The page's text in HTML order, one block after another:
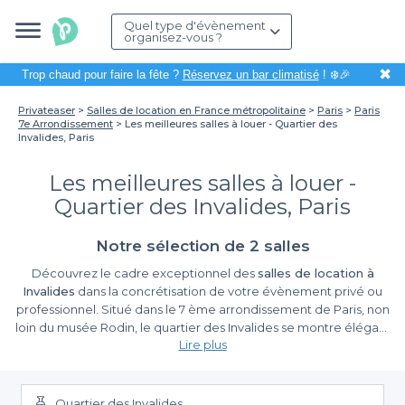
Quel type d'évènement
organisez-vous ?
Trop chaud pour faire la fête ? Réservez un bar climatisé! ❄️🎉 ✖
Privateaser Salles de location en France métropolitaine Paris
Paris
7e Arrondissement
Les meilleures salles à louer - Quartier des
Invalides, Paris
Les meilleures salles à louer -
Quartier des Invalides, Paris
Notre sélection de 2 salles
Découvrez le cadre exceptionnel des salles de location à
Invalides dans la concrétisation de votre évènement privé ou
professionnel. Situé dans le 7 ème arrondissement de Paris, non
loin du musée Rodin, le quartier des Invalides se montre élégant
et animé à travers ses belles infrastructures. Lors d’un séminaire
chacune dessalles à louer à Invalidesvous offre un milieu
magnifique qui vous fait sentir bien dans votre peau. Afin de
Lire plus